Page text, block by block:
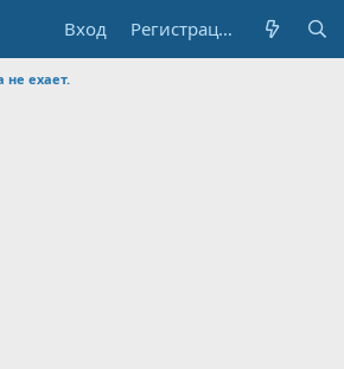
Вход Регистрация
не ехает.